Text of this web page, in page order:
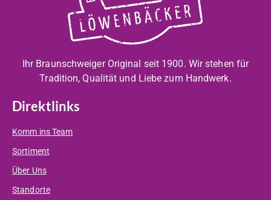
Ihr Braunschweiger Original seit 1900. Wir stehen für
Tradition, Qualität und Liebe zum Handwerk.
Direktlinks
Komm ins Team
Sortiment
Über Uns
Standorte